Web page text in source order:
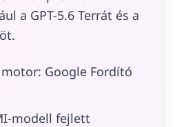
a GPT-5.6 Terrát és a
Google Fordító
modell fejlett